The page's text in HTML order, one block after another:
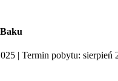
| Termin pobytu: sierpień